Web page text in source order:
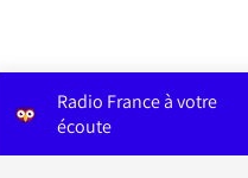
Radio France à votre
écoute